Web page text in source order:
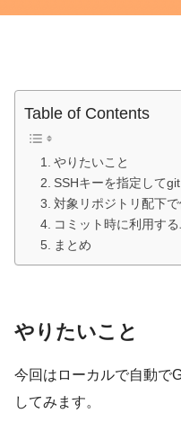
Table of Contents
やりたいこと
SSHキーを指定して
対象リポジトリ配下
コミット時に利用す
まとめ
やりたいこと
今回はローカルで自動で
してみます。